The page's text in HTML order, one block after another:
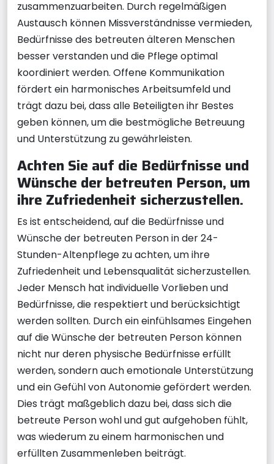
zusammenzuarbeiten. Durch regelmäßigen
Austausch können Missverständnisse vermieden,
Bedürfnisse des betreuten älteren Menschen
besser verstanden und die Pflege optimal
koordiniert werden. Offene Kommunikation
fördert ein harmonisches Arbeitsumfeld und
trägt dazu bei, dass alle Beteiligten ihr Bestes
geben können, um die bestmögliche Betreuung
und Unterstützung zu gewährleisten.
Achten Sie auf die Bedürfnisse und
Wünsche der betreuten Person, um
ihre Zufriedenheit sicherzustellen.
Es ist entscheidend, auf die Bedürfnisse und
Wünsche der betreuten Person in der 24-
Stunden-Altenpflege zu achten, um ihre
Zufriedenheit und Lebensqualität sicherzustellen.
Jeder Mensch hat individuelle Vorlieben und
Bedürfnisse, die respektiert und berücksichtigt
werden sollten. Durch ein einfühlsames Eingehen
auf die Wünsche der betreuten Person können
nicht nur deren physische Bedürfnisse erfüllt
werden, sondern auch emotionale Unterstützung
und ein Gefühl von Autonomie gefördert werden.
Dies trägt maßgeblich dazu bei, dass sich die
betreute Person wohl und gut aufgehoben fühlt,
was wiederum zu einem harmonischen und
erfüllten Zusammenleben beiträgt.